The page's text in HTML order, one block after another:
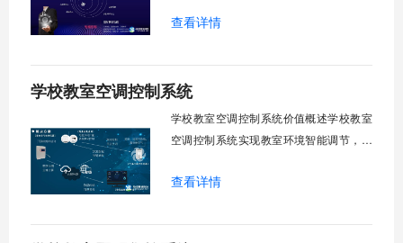
足，节能降耗。精准适配多媒体教学、考
能智慧校园生态升级。智能光感调节1. 动
态光照追踪实时捕捉室外照度参数。光照
查看详情
学校教室空调控制系统
学校教室空调控制系统价值概述学校教室
空调控制系统实现教室环境智能调节，提
管理全校空调设备，远程监控运行状态，
警。管理人员通过平台统一管控，减少人
查看详情